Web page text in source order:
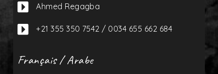
 Ahmed Regagba
 +21 355 350 7542 / 0034 655 662 684
Français / Arabe